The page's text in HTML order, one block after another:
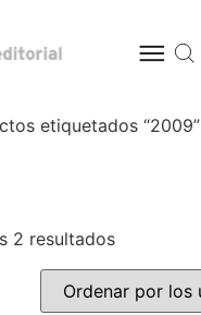
etiquetados “2009”
2 resultados